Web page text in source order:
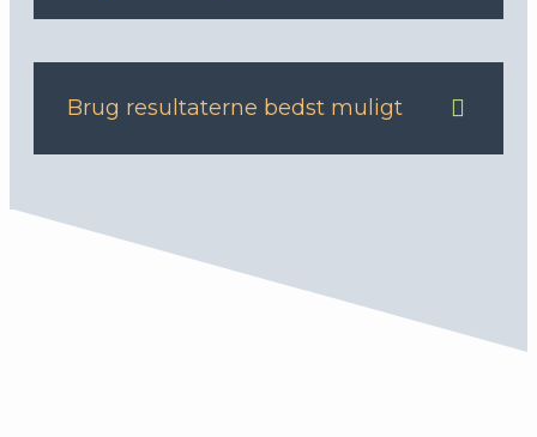
Brug resultaterne bedst muligt